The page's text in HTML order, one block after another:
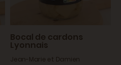
Bocal de cardons
Lyonnais
Jean-Marie et Damien